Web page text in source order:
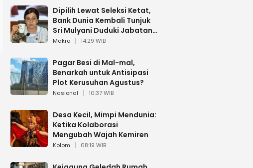
Dipilih Lewat Seleksi Ketat,
Bank Dunia Kembali Tunjuk
Sri Mulyani Duduki Jabatan
Strategis
Makro 14:29 WIB
Pagar Besi di Mal-mal,
Benarkah untuk Antisipasi
Plot Kerusuhan Agustus?
Nasional 10:37 WIB
Desa Kecil, Mimpi Mendunia:
Ketika Kolaborasi
Mengubah Wajah Kemiren
Kolom 08:19 WIB